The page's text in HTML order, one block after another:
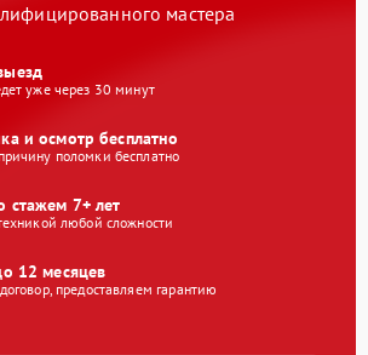
мастера
уже через 30 минут
и осмотр бесплатно
поломки бесплатно
стажем 7+ лет
любой сложности
12 месяцев
предоставляем гарантию